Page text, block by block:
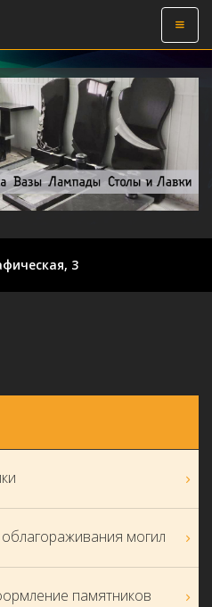
3
облагораживания могил
памятников